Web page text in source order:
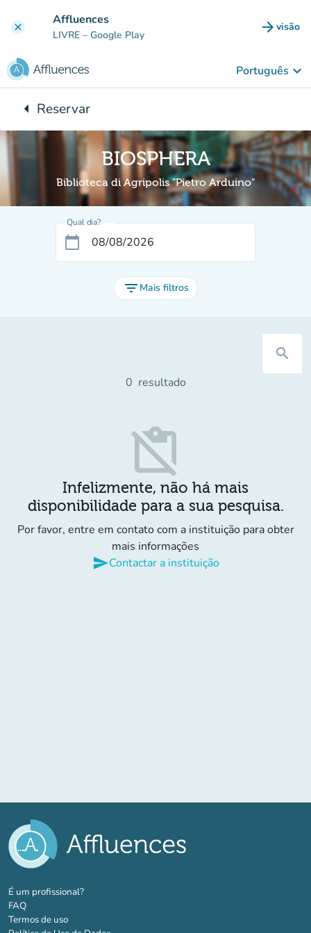
clear Affluences
LIVRE – Google Play arrow_forward visão
(novo
Português keyboard_arrow_down
arrow_leftVoltar para:
Reservar
BIOSPHERA
Biblioteca di Agripolis "Pietro Arduino"
Qual dia?
calendar_today
filter_list Mais filtros
search
0 resultado
content_paste_off
Infelizmente, não há mais
disponibilidade para a sua pesquisa.
Por favor, entre em contato com a instituição para obter
mais informações
sendContactar a instituição
É um profissional?(novo separador)
FAQ
Termos de uso